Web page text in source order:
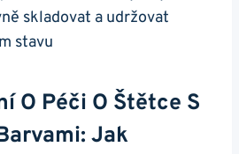
O Péči O ⁢štětce S
Jak